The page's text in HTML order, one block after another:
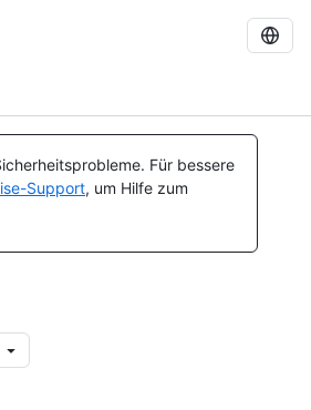
Für bessere
Support, um Hilfe zum